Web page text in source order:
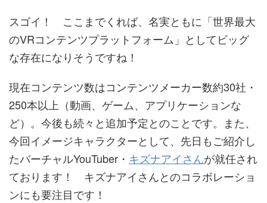
スゴイ！ ここまでくれば、名実ともに「世界最大
のVRコンテンツプラットフォーム」としてビッグ
な存在になりそうですね！
現在コンテンツ数はコンテンツメーカー数約30社・
250本以上（動画、ゲーム、アプリケーションな
ど）。今後も続々と追加予定とのことです。また、
今回イメージキャラクターとして、先日もご紹介し
たバーチャルYouTuber・ キズナアイさんが就任され
ております！ キズナアイさんとのコラボレーショ
ンにも要注目です！